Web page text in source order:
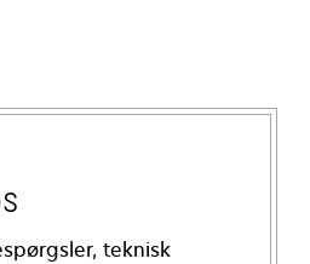
teknisk